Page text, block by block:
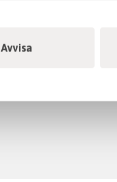
Avvisa